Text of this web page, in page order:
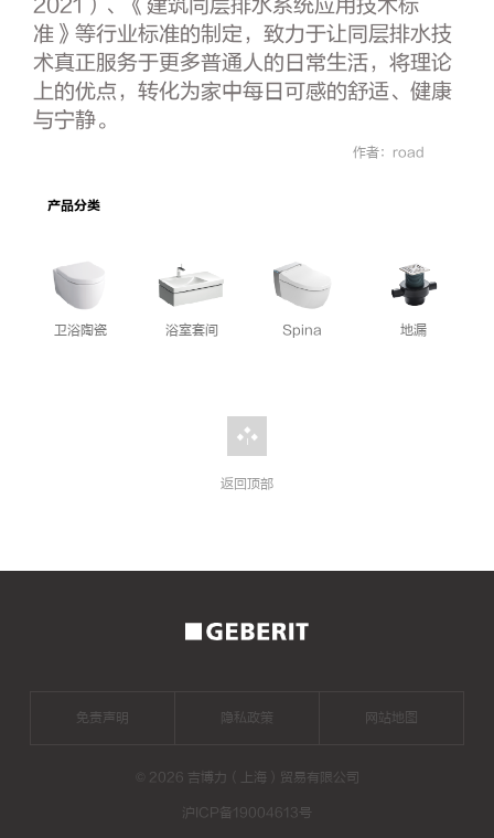
2021）、《建筑同层排水系统应用技术标
准》等行业标准的制定，致力于让同层排水技
术真正服务于更多普通人的日常生活，将理论
上的优点，转化为家中每日可感的舒适、健康
与宁静。
作者：road
产品分类
卫浴陶瓷 浴室套间 Spina 地漏
返回顶部
免责声明 隐私政策 网站地图
2026 吉博力（上海）贸易有限公司
沪ICP备19004613号